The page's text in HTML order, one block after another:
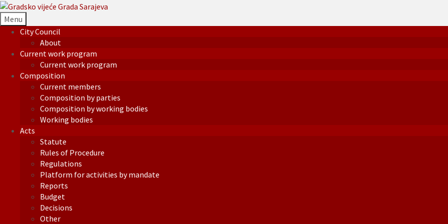
Menu
City Council
About
Current work program
Current work program
Composition
Current members
Composition by parties
Composition by working bodies
Working bodies
Acts
Statute
Rules of Procedure
Regulations
Platform for activities by mandate
Reports
Budget
Decisions
Other